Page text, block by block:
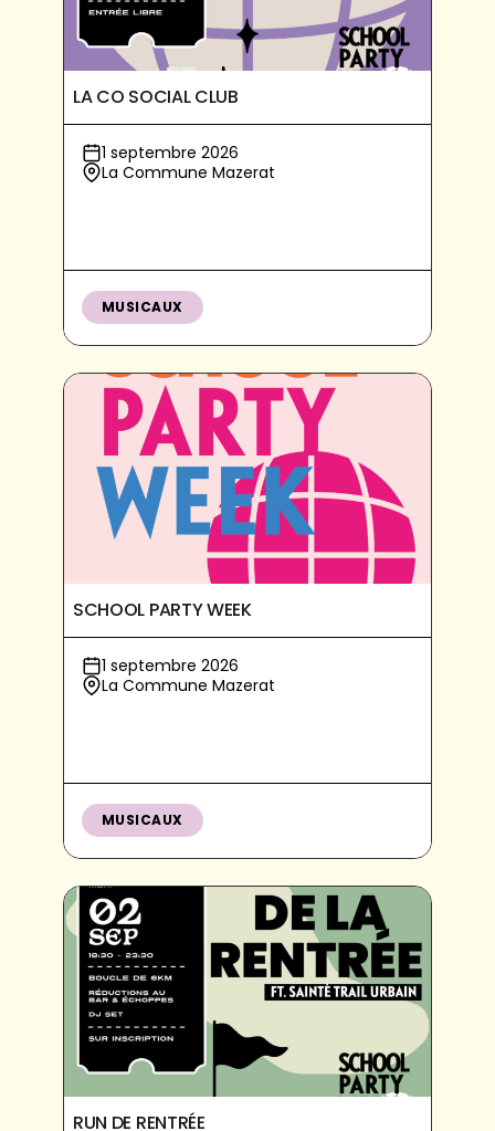
LA CO SOCIAL CLUB
1 septembre 2026
La Commune Mazerat
MUSICAUX
SCHOOL PARTY WEEK
1 septembre 2026
La Commune Mazerat
MUSICAUX
RUN DE RENTRÉE